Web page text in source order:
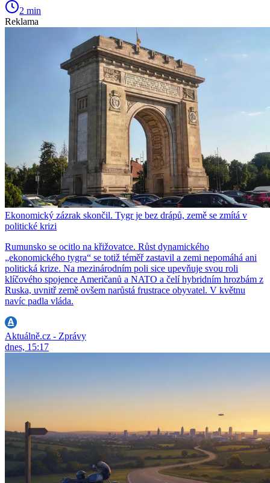
2 min
Reklama
Ekonomický zázrak skončil. Tygr je bez drápů, země se zmítá v
politické krizi
Rumunsko se ocitlo na křižovatce. Růst dynamického
„ekonomického tygra“ se totiž téměř zastavil a zemi nepomáhá ani
politická krize. Na mezinárodním poli sice upevňuje svou roli
klíčového spojence Američanů a NATO a čelí hybridním hrozbám z
Ruska, uvnitř země ovšem narůstá frustrace obyvatel. V květnu
navíc padla vláda.
Aktuálně.cz - Zprávy
dnes, 15:17